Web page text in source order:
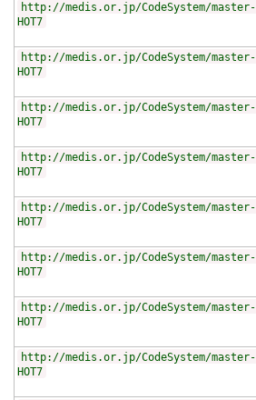
http://medis.or.jp/CodeSystem/master-
HOT7
http://medis.or.jp/CodeSystem/master-
HOT7
http://medis.or.jp/CodeSystem/master-
HOT7
http://medis.or.jp/CodeSystem/master-
HOT7
http://medis.or.jp/CodeSystem/master-
HOT7
http://medis.or.jp/CodeSystem/master-
HOT7
http://medis.or.jp/CodeSystem/master-
HOT7
http://medis.or.jp/CodeSystem/master-
HOT7